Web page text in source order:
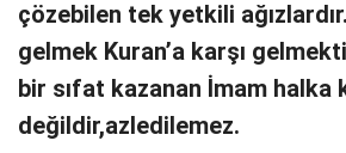
çözebilen tek yetkili
gelmek Kuran’a karşı
bir sıfat kazanan İmam halka
değildir,azledilemez.